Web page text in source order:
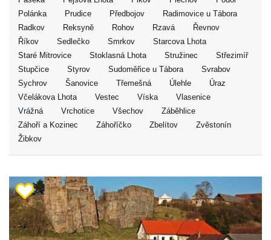
Polánka
Prudice Předbojov
Radimovice u Tábora
Radkov
Reksyně Rohov Rzavá
Řevnov
Říkov
Sedlečko Smrkov
Starcova Lhota
Staré Mitrovice
Stoklasná Lhota Stružinec
Střezimíř
Stupčice
Styrov Sudoměřice u Tábora
Svrabov
Sychrov
Šanovice Třemešná Úlehle
Úraz
Včelákova Lhota
Vestec Víska
Vlasenice
Vrážná
Vrchotice Všechov
Záběhlice
Záhoří a Kozinec
Záhoříčko Zbelítov
Zvěstonín
Žibkov